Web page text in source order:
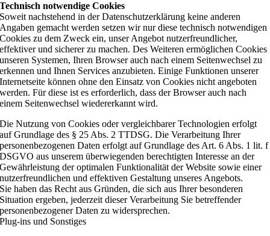
Technisch notwendige Cookies
Soweit nachstehend in der Datenschutzerklärung keine anderen
Angaben gemacht werden setzen wir nur diese technisch notwendigen
Cookies zu dem Zweck ein, unser Angebot nutzerfreundlicher,
effektiver und sicherer zu machen. Des Weiteren ermöglichen Cookies
unseren Systemen, Ihren Browser auch nach einem Seitenwechsel zu
erkennen und Ihnen Services anzubieten. Einige Funktionen unserer
Internetseite können ohne den Einsatz von Cookies nicht angeboten
werden. Für diese ist es erforderlich, dass der Browser auch nach
einem Seitenwechsel wiedererkannt wird.
Die Nutzung von Cookies oder vergleichbarer Technologien erfolgt
auf Grundlage des § 25 Abs. 2 TTDSG. Die Verarbeitung Ihrer
personenbezogenen Daten erfolgt auf Grundlage des Art. 6 Abs. 1 lit. f
DSGVO aus unserem überwiegenden berechtigten Interesse an der
Gewährleistung der optimalen Funktionalität der Website sowie einer
nutzerfreundlichen und effektiven Gestaltung unseres Angebots.
Sie haben das Recht aus Gründen, die sich aus Ihrer besonderen
Situation ergeben, jederzeit dieser Verarbeitung Sie betreffender
personenbezogener Daten zu widersprechen.
Plug-ins und Sonstiges